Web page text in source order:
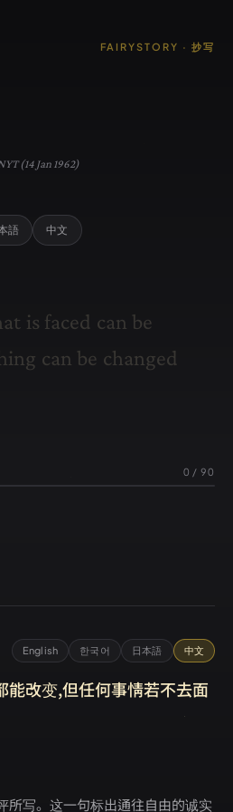
FAIRYSTORY · 抄写
(14 Jan 1962)
語 中文
at is faced can be
ing can be changed
0 /90
English 한국어 日本語 中文
能改变,但任何事情若不去面
所写。这一句标出通往自由的诚实